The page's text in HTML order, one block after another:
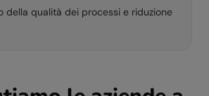
della qualità dei processi e riduzione